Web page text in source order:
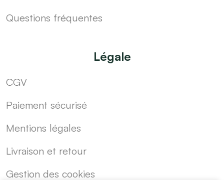
Questions fréquentes
Légale
CGV
Paiement sécurisé
Mentions légales
Livraison et retour
Gestion des cookies